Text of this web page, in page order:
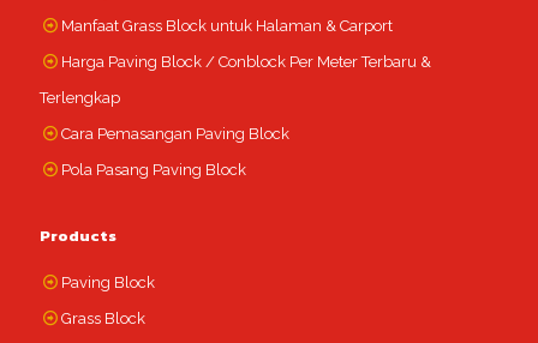
Manfaat Grass Block untuk Halaman & Carport
Harga Paving Block / Conblock Per Meter Terbaru &
Terlengkap
Cara Pemasangan Paving Block
Pola Pasang Paving Block
Products
Paving Block
Grass Block